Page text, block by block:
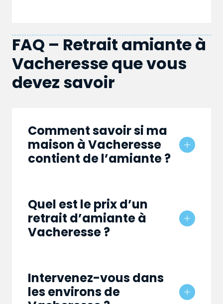
FAQ – Retrait amiante à
Vacheresse que vous
devez savoir
Comment savoir si ma
maison à Vacheresse
contient de l’amiante ?
Quel est le prix d’un
retrait d’amiante à
Vacheresse ?
Intervenez-vous dans
les environs de